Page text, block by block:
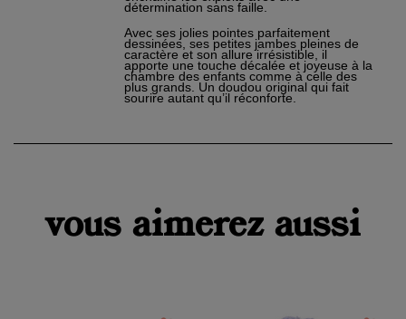
Nom de la liste d'envies
Vous devez être connecté pour ajouter des produits à
détermination sans faille.
Avec ses jolies pointes parfaitement
dessinées, ses petites jambes pleines de
caractère et son allure irrésistible, il
apporte une touche décalée et joyeuse à la
chambre des enfants comme à celle des
plus grands. Un doudou original qui fait
sourire autant qu’il réconforte.
vous aimerez aussi